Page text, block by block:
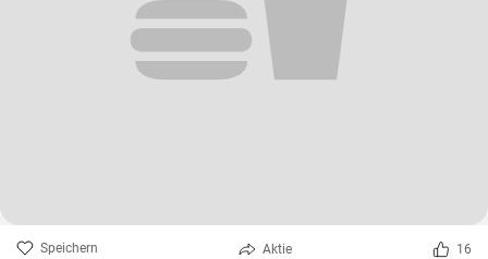
Speichern Aktie 16